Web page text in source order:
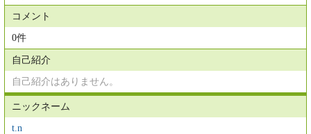
コメント
0件
自己紹介
自己紹介はありません。
ニックネーム
t.n